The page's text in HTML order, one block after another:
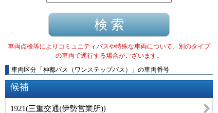
車両点検等によりコミュニティバスや特殊な車両について、別のタイプ
の車両で運行する場合がございます。
車両区分 「 神都バス（ワンステップバス） 」 の車両番号
候補
1921(三重交通(伊勢営業所))